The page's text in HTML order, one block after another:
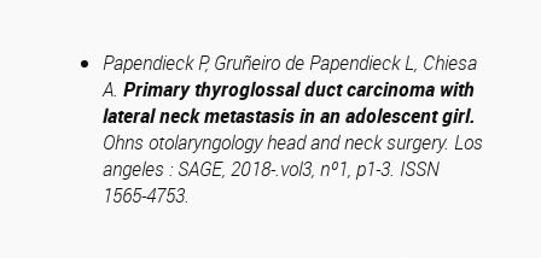
Papendieck P, Gruñeiro de Papendieck L, Chiesa
A. Primary thyroglossal duct carcinoma with
lateral neck metastasis in an adolescent girl.
Ohns otolaryngology head and neck surgery. Los
angeles : SAGE, 2018-.vol3, nº1, p1-3. ISSN
1565-4753.